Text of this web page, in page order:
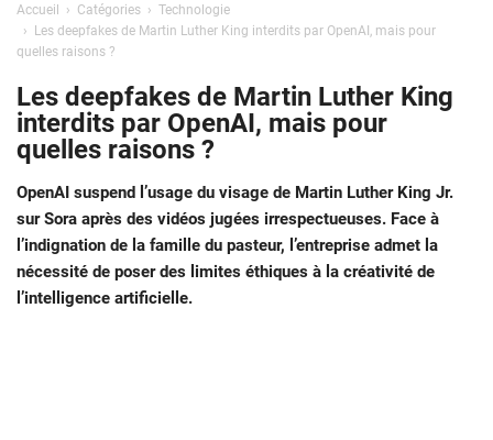
Accueil Catégories
Technologie
Les deepfakes de Martin Luther King interdits par OpenAI, mais pour
quelles raisons ?
Les deepfakes de Martin Luther King
interdits par OpenAI, mais pour
quelles raisons ?
OpenAI suspend l’usage du visage de Martin Luther King Jr.
sur Sora après des vidéos jugées irrespectueuses. Face à
l’indignation de la famille du pasteur, l’entreprise admet la
nécessité de poser des limites éthiques à la créativité de
l’intelligence artificielle.